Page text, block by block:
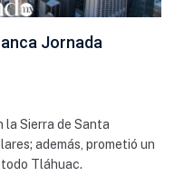
Jornada
la Sierra de Santa
además, prometió un
Tláhuac.